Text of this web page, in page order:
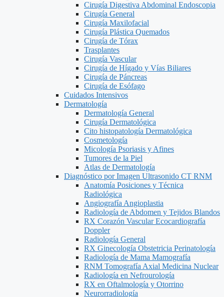
Cirugía Digestiva Abdominal Endoscopia
Cirugía General
Cirugía Maxilofacial
Cirugía Plástica Quemados
Cirugía de Tórax
Trasplantes
Cirugía Vascular
Cirugía de Hígado y Vías Biliares
Cirugía de Páncreas
Cirugía de Esófago
Cuidados Intensivos
Dermatología
Dermatología General
Cirugía Dermatológica
Cito histopatología Dermatológica
Cosmetología
Micología Psoriasis y Afines
Tumores de la Piel
Atlas de Dermatología
Diagnóstico por Imagen Ultrasonido CT RNM
Anatomía Posiciones y Técnica
Radiológica
Angiografía Angioplastia
Radiología de Abdomen y Tejidos Blandos
RX Corazón Vascular Ecocardiografía
Doppler
Radiología General
RX Ginecología Obstetricia Perinatología
Radiología de Mama Mamografía
RNM Tomografía Axial Medicina Nuclear
Radiología en Nefrourología
RX en Oftalmología y Otorrino
Neurorradiología